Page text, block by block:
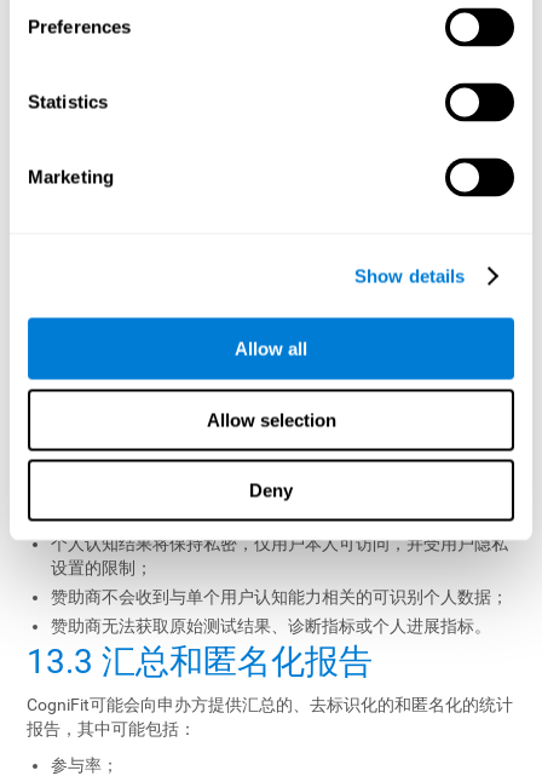
Preferences
Statistics
Marketing
Show details
Allow all
Allow selection
Deny
则任何付费服务都只能为您所用，不得被任何其他人使用。 其他
任何人无法使用您的付费服务，您也无法转让任何订阅或将您的
用您的付费服务的情况的报告。
13. 雇主赞助的访问权限和汇总报告
13.1 雇主赞助的访问权限
CogniFit 根据单独的企业或商业协议向赞助商提供服务。
13.2 不会向赞助商披露个人数据
可识别的个人认知数据。
个人认知结果将保持私密，仅用户本人可访问，并受用户隐私
设置的限制；
赞助商不会收到与单个用户认知能力相关的可识别个人数据；
赞助商无法获取原始测试结果、诊断指标或个人进展指标。
13.3 汇总和匿名化报告
CogniFit可能会向申办方提供汇总的、去标识化的和匿名化的统计
报告，其中可能包括：
参与率；